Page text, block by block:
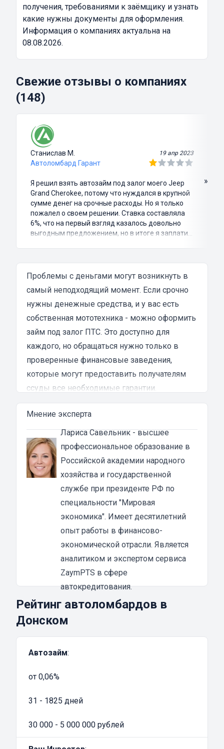
получения, требованиями к заёмщику и узнать
какие нужны документы для оформления.
Информация о компаниях актуальна на
08.08.2026.
Свежие отзывы о компаниях
(148)
Станислав М. 19 апр 2023
Автоломбард Гарант
Я решил взять автозайм под залог моего Jeep
Grand Cherokee, потому что нуждался в крупной
сумме денег на срочные расходы. Но я только
пожалел о своем решении. Ставка составляла
6%, что на первый взгляд казалось довольно
выгодным предложением, но в итоге я заплатил
затянутым и занял много времени и усилий.
Никакого профессионализма и
Разочарование и раздражение - это все, что я
испытал в результате этого кредита...
»
Проблемы с деньгами могут возникнуть в
самый неподходящий момент. Если срочно
нужны денежные средства, и у вас есть
собственная мототехника - можно оформить
займ под залог ПТС. Это доступно для
каждого, но обращаться нужно только в
проверенные финансовые заведения,
которые могут предоставить получателям
ссуды все необходимые гарантии.
Преимущества денежных займов под залог
ПТС мотоцикла в Донском
Основная особенность займа под ПТС в том,
что техника остается у владельца. То есть, вы
получаете займ и продолжаете пользоваться
своим мотоциклом. Основное требование —
это, конечно, своевременно погашать
задолженность. В этом случае вы ничем не
рискуете.
Из преимуществ залога под ПТС
мототехники можно выделить:
быстрое оформление;
получение не менее 80% суммы от
рыночной стоимости мопеда;
деньги получите сразу после заключения
удобство.
задолженность, а потом при необходимости
организацию. Мотоломбарды обычно
предлагают клиентам весьма выгодные
минимальными переплатами. Именно
поэтому услуга залога под ПТС мототехники
Мнение эксперта
Лариса Савельник- высшее
профессиональное образование в
Российской академии народного
хозяйства и государственной
службе при президенте РФ по
специальности "Мировая
экономика". Имеет десятилетний
опыт работы в финансово-
экономической отрасли. Является
аналитиком и экспертом сервиса
ZaymPTS в сфере
автокредитования.
Рейтинг автоломбардов в
Донском
Автозайм:
от 0,06%
31 - 1825 дней
30 000 - 5 000 000 рублей